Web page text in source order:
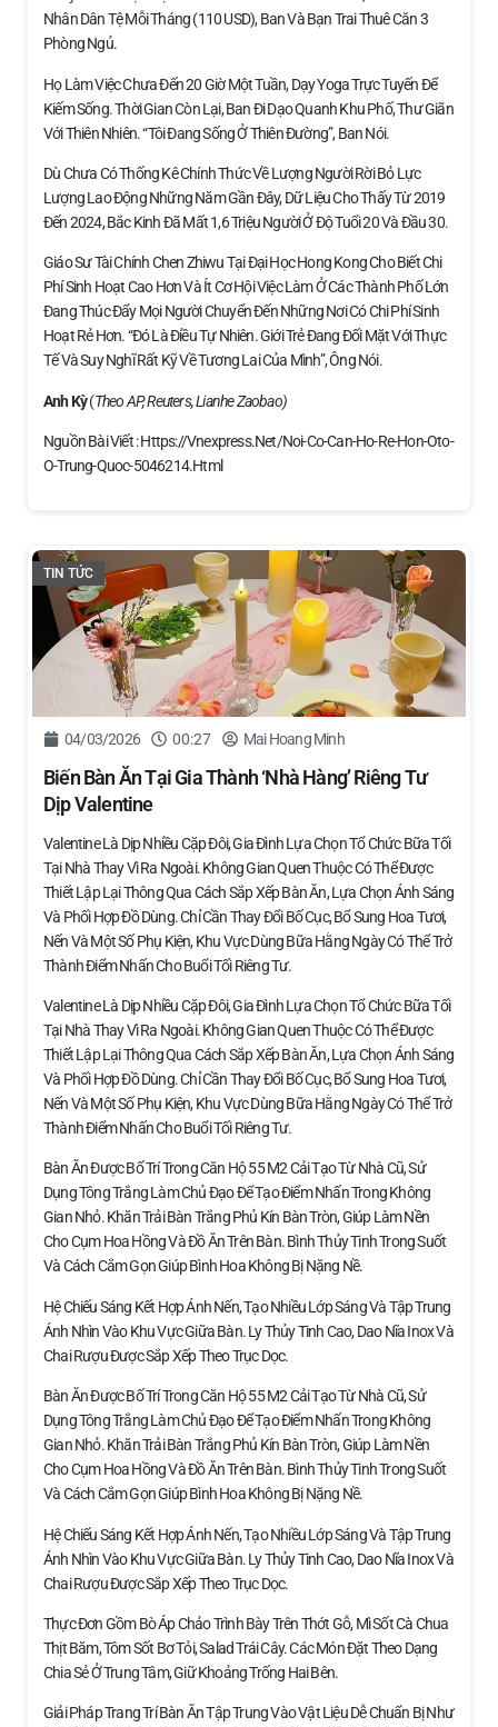
Nhân Dân Tệ Mỗi Tháng (110 USD), Ban Và Bạn Trai Thuê Căn 3
Phòng Ngủ.
Họ Làm Việc Chưa Đến 20 Giờ Một Tuần, Dạy Yoga Trực Tuyến Để
Kiếm Sống. Thời Gian Còn Lại, Ban Đi Dạo Quanh Khu Phố, Thư Giãn
Với Thiên Nhiên. “Tôi Đang Sống Ở Thiên Đường”, Ban Nói.
Dù Chưa Có Thống Kê Chính Thức Về Lượng Người Rời Bỏ Lực
Lượng Lao Động Những Năm Gần Đây, Dữ Liệu Cho Thấy Từ 2019
Đến 2024, Bắc Kinh Đã Mất 1,6 Triệu Người Ở Độ Tuổi 20 Và Đầu 30.
Giáo Sư Tài Chính Chen Zhiwu Tại Đại Học Hong Kong Cho Biết Chi
Phí Sinh Hoạt Cao Hơn Và Ít Cơ Hội Việc Làm Ở Các Thành Phố Lớn
Đang Thúc Đẩy Mọi Người Chuyển Đến Những Nơi Có Chi Phí Sinh
Hoạt Rẻ Hơn. “Đó Là Điều Tự Nhiên. Giới Trẻ Đang Đối Mặt Với Thực
Tế Và Suy Nghĩ Rất Kỹ Về Tương Lai Của Mình”, Ông Nói.
Anh Kỳ(Theo AP, Reuters, Lianhe Zaobao)
Nguồn Bài Viết : Https://vnexpress.net/noi-Co-Can-Ho-Re-Hon-Oto-
O-Trung-Quoc-5046214.html
TIN TỨC
04/03/2026 00:27 Mai Hoang Minh
Biến Bàn Ăn Tại Gia Thành ‘nhà Hàng’ Riêng Tư
Dịp Valentine
Valentine Là Dịp Nhiều Cặp Đôi, Gia Đình Lựa Chọn Tổ Chức Bữa Tối
Tại Nhà Thay Vì Ra Ngoài. Không Gian Quen Thuộc Có Thể Được
Thiết Lập Lại Thông Qua Cách Sắp Xếp Bàn Ăn, Lựa Chọn Ánh Sáng
Và Phối Hợp Đồ Dùng. Chỉ Cần Thay Đổi Bố Cục, Bổ Sung Hoa Tươi,
Nến Và Một Số Phụ Kiện, Khu Vực Dùng Bữa Hằng Ngày Có Thể Trở
Thành Điểm Nhấn Cho Buổi Tối Riêng Tư.
Valentine Là Dịp Nhiều Cặp Đôi, Gia Đình Lựa Chọn Tổ Chức Bữa Tối
Tại Nhà Thay Vì Ra Ngoài. Không Gian Quen Thuộc Có Thể Được
Thiết Lập Lại Thông Qua Cách Sắp Xếp Bàn Ăn, Lựa Chọn Ánh Sáng
Và Phối Hợp Đồ Dùng. Chỉ Cần Thay Đổi Bố Cục, Bổ Sung Hoa Tươi,
Nến Và Một Số Phụ Kiện, Khu Vực Dùng Bữa Hằng Ngày Có Thể Trở
Thành Điểm Nhấn Cho Buổi Tối Riêng Tư.
Bàn Ăn Được Bố Trí Trong Căn Hộ 55 M2 Cải Tạo Từ Nhà Cũ, Sử
Dụng Tông Trắng Làm Chủ Đạo Để Tạo Điểm Nhấn Trong Không
Gian Nhỏ. Khăn Trải Bàn Trắng Phủ Kín Bàn Tròn, Giúp Làm Nền
Cho Cụm Hoa Hồng Và Đồ Ăn Trên Bàn. Bình Thủy Tinh Trong Suốt
Và Cách Cắm Gọn Giúp Bình Hoa Không Bị Nặng Nề.
Hệ Chiếu Sáng Kết Hợp Ánh Nến, Tạo Nhiều Lớp Sáng Và Tập Trung
Ánh Nhìn Vào Khu Vực Giữa Bàn. Ly Thủy Tinh Cao, Dao Nĩa Inox Và
Chai Rượu Được Sắp Xếp Theo Trục Dọc.
Bàn Ăn Được Bố Trí Trong Căn Hộ 55 M2 Cải Tạo Từ Nhà Cũ, Sử
Dụng Tông Trắng Làm Chủ Đạo Để Tạo Điểm Nhấn Trong Không
Gian Nhỏ. Khăn Trải Bàn Trắng Phủ Kín Bàn Tròn, Giúp Làm Nền
Cho Cụm Hoa Hồng Và Đồ Ăn Trên Bàn. Bình Thủy Tinh Trong Suốt
Và Cách Cắm Gọn Giúp Bình Hoa Không Bị Nặng Nề.
Hệ Chiếu Sáng Kết Hợp Ánh Nến, Tạo Nhiều Lớp Sáng Và Tập Trung
Ánh Nhìn Vào Khu Vực Giữa Bàn. Ly Thủy Tinh Cao, Dao Nĩa Inox Và
Chai Rượu Được Sắp Xếp Theo Trục Dọc.
Thực Đơn Gồm Bò Áp Chảo Trình Bày Trên Thớt Gỗ, Mì Sốt Cà Chua
Thịt Băm, Tôm Sốt Bơ Tỏi, Salad Trái Cây. Các Món Đặt Theo Dạng
Chia Sẻ Ở Trung Tâm, Giữ Khoảng Trống Hai Bên.
Giải Pháp Trang Trí Bàn Ăn Tập Trung Vào Vật Liệu Dễ Chuẩn Bị Như